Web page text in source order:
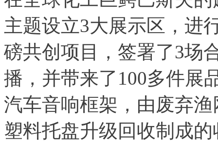
主题设立3大展示区，进
磅共创项目，签署了3场
播，并带来了100多件展
汽车音响框架，由废弃
塑料托盘升级回收制成